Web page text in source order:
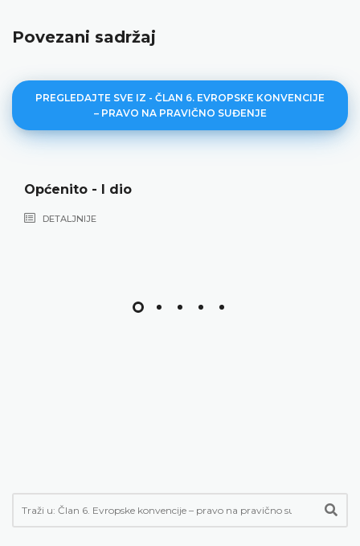
Povezani sadržaj
PREGLEDAJTE SVE IZ - ČLAN 6. EVROPSKE KONVENCIJE
– PRAVO NA PRAVIČNO SUĐENJE
dio